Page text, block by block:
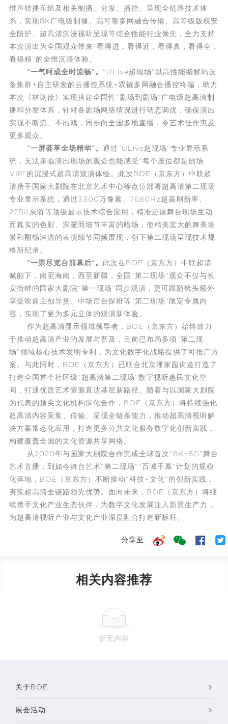
维声转播车组及相关制播、分发、播控、呈现全链路技术体
系，实现8K广电级制播、高可靠多网融合传输、高等级版权安
全防护、超高清沉浸视听呈现等综合性能行业领先，全力支持
本次演出为全国观众带来“看得进，看得近，看得真，看得全，
看得精”的全维沉浸体验。
“一气呵成全时流畅”。 “ULive超现场”以高性能编解码设
备集群+自主研发的云播控系统+双链多网融合播控终端，助力
本次《林则徐》实现搭建全国性“剧场到剧场”广电级超高清制
播和分发体系，针对各剧场网络情况进行动态调优，确保演出
实现不断流、不出戏，同步向全国多地直播，令艺术佳作惠及
更多观众。
“一屏荟萃全场精华”。 通过“ULive超现场”专业显示系
统，无法亲临演出现场的观众也能感受“每个座位都是剧场
VIP”的沉浸式超高清观演体验。此次BOE（京东方）中联超
清携手国家大剧院在北京艺术中心等点位部署超高清第二现场
专业显示系统，通过3300万像素、7680Hz超高刷新率、
22Bit灰阶等顶级显示技术综合应用，精准还原舞台现场生动
而真实的色彩、深邃而细节丰富的暗场，使精美宏大的舞美场
景和酣畅淋漓的表演细节同频展现，创下第二现场呈现技术规
格新纪录。
“一票尽览台前幕后”。 此次在BOE（京东方）中联超清
赋能下，南至海南，西至新疆，全国“第二现场”观众不仅与长
安街畔的国家大剧院“第一现场”同步观演，更可跟随镜头额外
享受映前主创导赏、中场后台探班等“第二现场”限定专属内
容，实现了更为多元立体的观演新体验。
作为超高清显示领域领导者，BOE（京东方）始终致力
于推动超高清产业的发展与普及，目前已布局多项“第二现
场”领域核心技术发明专利，为文化数字化战略提供了可推广方
案。与此同时，BOE（京东方）已联合北京潘家园街道打造了
打造全国首个社区级“超高清第二现场”数字视听惠民文化空
间，打通优质艺术资源直达基层新路径。随着与以国家大剧院
为代表的顶尖文化机构深化合作，BOE（京东方）将持续强化
超高清内容采集、传输、呈现全链条能力，推动超高清视听解
决方案常态化应用，打造更多公共文化服务数字化创新实践，
构建覆盖全国的文化资源共享网络。
从2020年与国家大剧院合作完成全球首次“8K+5G”舞台
艺术直播，到如今舞台艺术“第二现场”“百城千幕”计划的规模
化落地，BOE（京东方）不断推动“科技+文化”的创新实践，
夯实超高清全链路领先优势。面向未来，BOE（京东方）将继
续携手文化产业生态伙伴，为数字文化发展注入新质生产力，
为超高清视听产业与文化产业深度融合打造新标杆。
分享至
相关内容推荐
暂无内容
关于BOE
展会活动